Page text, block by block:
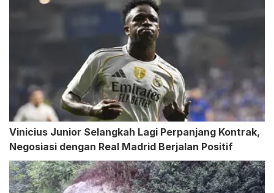
Vinicius Junior Selangkah Lagi Perpanjang Kontrak,
Negosiasi dengan Real Madrid Berjalan Positif